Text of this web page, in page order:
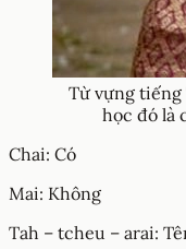
Từ vựng tiếng
học đó là
Chai: Có
Mai: Không
Tah – tcheu – arai: